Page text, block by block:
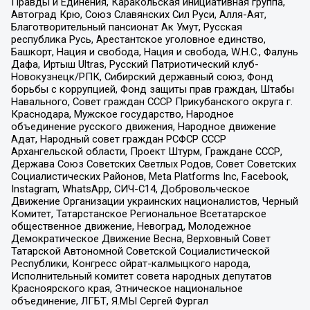
Автоград Крю, Союз Славянских Сил Руси, Алля-Аят,
Благотворительный пансионат Ак Умут, Русская
республика Русь, Арестантское уголовное единство,
Башкорт, Нация и свобода, Нация и свобода, W.H.С., Фалунь
Дафа, Иртыш Ultras, Русский Патриотический клуб-
Новокузнецк/РПК, Сибирский державный союз, Фонд
борьбы с коррупцией, Фонд защиты прав граждан, Штабы
Навального, Совет граждан СССР Прикубанского округа г.
Краснодара, Мужское государство, Народное
объединение русского движения, Народное движение
Адат, Народный совет граждан РСФСР СССР
Архангельской области, Проект Штурм, Граждане СССР,
Держава Союз Советских Светлых Родов, Совет Советских
Социалистических Районов, Meta Platforms Inc, Facebook,
Instagram, WhatsApp, СИЧ-С14, Добровольческое
Движение Организации украинских националистов, Черный
Комитет, Татарстанское Региональное Всетатарское
общественное движение, Невоград, Молодежное
Демократическое Движение Весна, Верховный Совет
Татарской Автономной Советской Социалистической
Республики, Конгресс ойрат-калмыцкого народа,
Исполнительный комитет совета народных депутатов
Красноярского края, Этническое национальное
объединение, ЛГБТ, Я.МЫ Сергей Фургал